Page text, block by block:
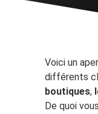
Voici un
différents
boutiques,
De quoi